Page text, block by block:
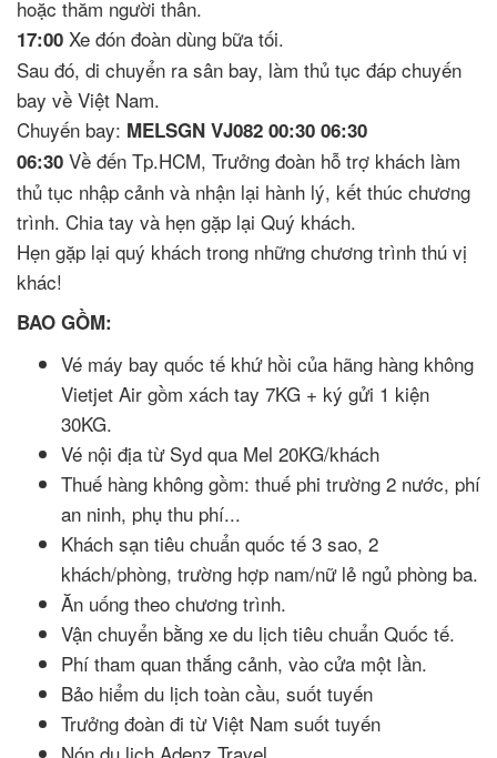
hoặc thăm người thân.
17:00 Xe đón đoàn dùng bữa tối.
Sau đó, di chuyển ra sân bay, làm thủ tục đáp chuyến
bay về Việt Nam.
Chuyến bay: MELSGN VJ082 00:30 06:30
06:30 Về đến Tp.HCM, Trưởng đoàn hỗ trợ khách làm
thủ tục nhập cảnh và nhận lại hành lý, kết thúc chương
trình. Chia tay và hẹn gặp lại Quý khách.
Hẹn gặp lại quý khách trong những chương trình thú vị
khác!
BAO GỒM:
Vé máy bay quốc tế khứ hồi của hãng hàng không
Vietjet Air gồm xách tay 7KG + ký gửi 1 kiện
30KG.
Vé nội địa từ Syd qua Mel 20KG/khách
Thuế hàng không gồm: thuế phi trường 2 nước, phí
an ninh, phụ thu phí...
Khách sạn tiêu chuẩn quốc tế 3 sao, 2
khách/phòng, trường hợp nam/nữ lẻ ngủ phòng ba.
Ăn uống theo chương trình.
Vận chuyển bằng xe du lịch tiêu chuẩn Quốc tế.
Phí tham quan thắng cảnh, vào cửa một lần.
Bảo hiểm du lịch toàn cầu, suốt tuyến
Trưởng đoàn đi từ Việt Nam suốt tuyến
Nón du lịch Adenz Travel.